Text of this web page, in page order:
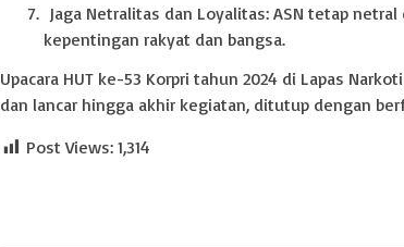
Jaga Netralitas dan Loyalitas: ASN tetap
kepentingan rakyat dan bangsa.
Upacara HUT ke-53 Korpri tahun 2024 di Lapas
dan lancar hingga akhir kegiatan, ditutup dengan
Post Views: 1,314